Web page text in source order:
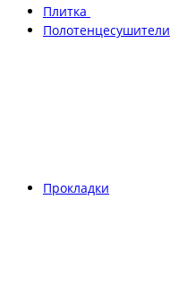
Плитка
Полотенцесушители
Прокладки